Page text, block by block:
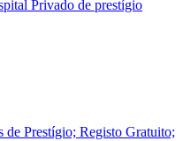
Privado de prestígio
de Prestígio; Registo Gratuito;